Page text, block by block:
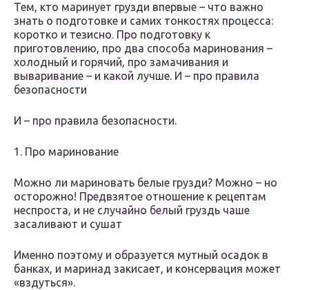
Тем, кто маринует грузди впервые – что важно
знать о подготовке и самих тонкостях процесса:
коротко и тезисно. Про подготовку к
приготовлению, про два способа маринования –
холодный и горячий, про замачивания и
вываривание – и какой лучше. И – про правила
безопасности
И – про правила безопасности.
1. Про маринование
Можно ли мариновать белые грузди? Можно – но
осторожно! Предвзятое отношение к рецептам
неспроста, и не случайно белый груздь чаше
засаливают и сушат
Именно поэтому и образуется мутный осадок в
банках, и маринад закисает, и консервация может
«вздуться».